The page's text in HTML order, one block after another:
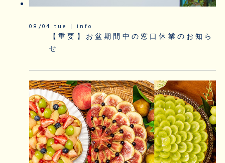
08/04 tue | info
【重要】お盆期間中の窓口休業のお知ら
せ